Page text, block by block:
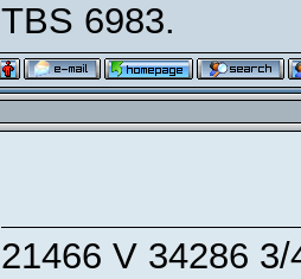
TBS 6983.
21466 V 34286